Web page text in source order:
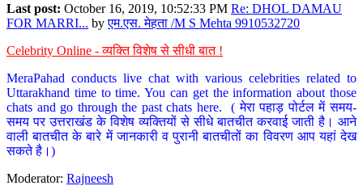
Last post: October 16, 2019, 10:52:33 PM Re: DHOL DAMAU
FOR MARRI... byएम.एस. मेहता /M S Mehta 9910532720
Celebrity Online - व्यक्ति विशेष से सीधी बात !
MeraPahad conducts live chat with various celebrities related to
Uttarakhand time to time. You can get the information about those
chats and go through the past chats here. ( मेरा पहाड़ पोर्टल में समय-
समय पर उत्तराखंड के विशेष व्यक्तियों से सीधे बातचीत करवाई जाती है। आने
वाली बातचीत के बारे में जानकारी व पुरानी बातचीतों का विवरण आप यहां देख
सकते है।)
Moderator: Rajneesh